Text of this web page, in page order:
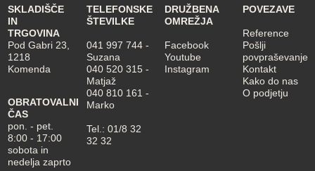
SKLADIŠČE
IN
TRGOVINA
Pod Gabri 23,
1218
Komenda
OBRATOVALNI
ČAS
pon. - pet.
8:00 - 17:00
sobota in
nedelja zaprto
TELEFONSKE
ŠTEVILKE
041 997 744-
Suzana
040 520 315-
Matjaž
040 810 161 -
Marko
Tel.: 01/8 32
32 32
DRUŽBENA
OMREŽJA
Facebook
Youtube
Instagram
POVEZAVE
Reference
Pošlji
povpraševanje
Kontakt
Kako do nas
O podjetju